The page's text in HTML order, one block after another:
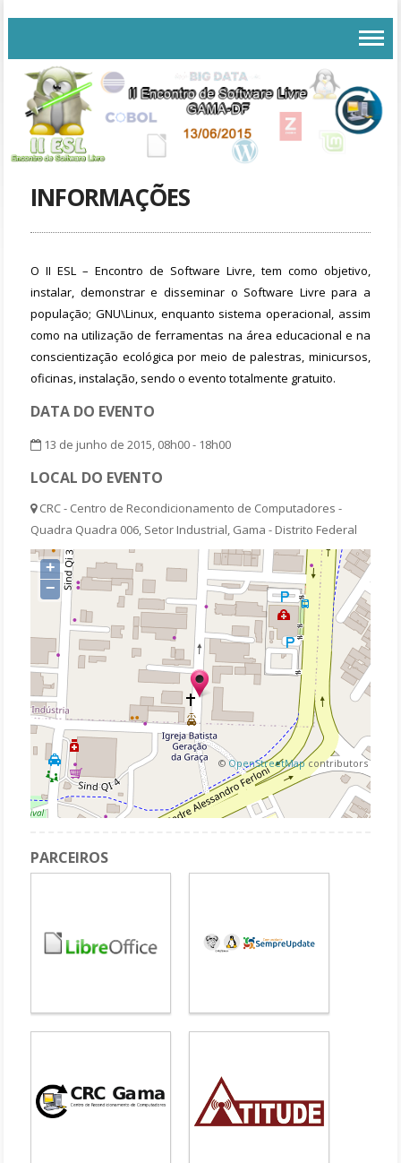
INFORMAÇÕES
O II ESL – Encontro de Software Livre, tem como objetivo,
instalar, demonstrar e disseminar o Software Livre para a
população; GNU\Linux, enquanto sistema operacional, assim
como na utilização de ferramentas na área educacional e na
conscientização ecológica por meio de palestras, minicursos,
oficinas, instalação, sendo o evento totalmente gratuito.
DATA DO EVENTO
13 de junho de 2015, 08h00 - 18h00
LOCAL DO EVENTO
CRC - Centro de Recondicionamento de Computadores -
Quadra Quadra 006, Setor Industrial, Gama - Distrito Federal
+
−
©OpenStreetMapcontributors
PARCEIROS